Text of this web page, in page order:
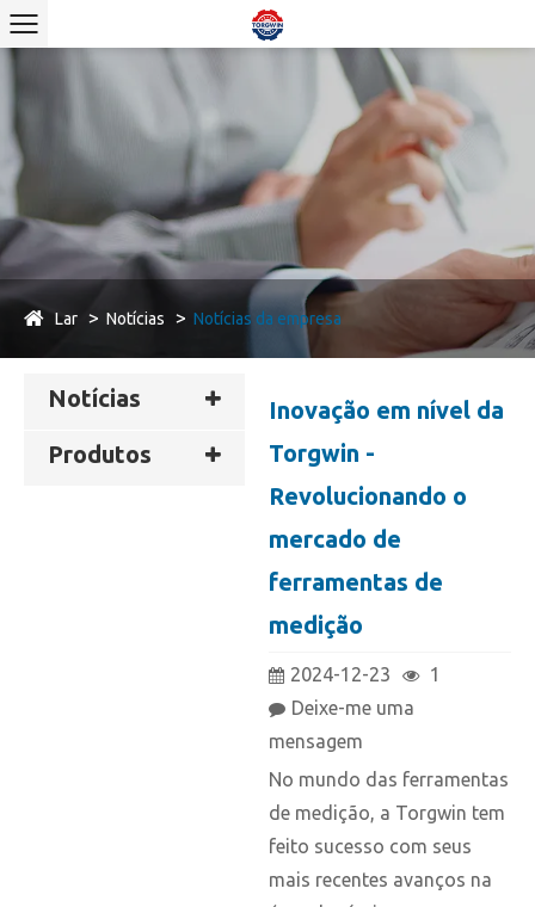
Lar Notícias Notícias da empresa
Notícias
Produtos
Inovação em nível da
Torgwin -
Revolucionando o
mercado de
ferramentas de
medição
2024-12-23
1
Deixe-me uma
mensagem
No mundo das ferramentas
de medição, a Torgwin tem
feito sucesso com seus
mais recentes avanços na